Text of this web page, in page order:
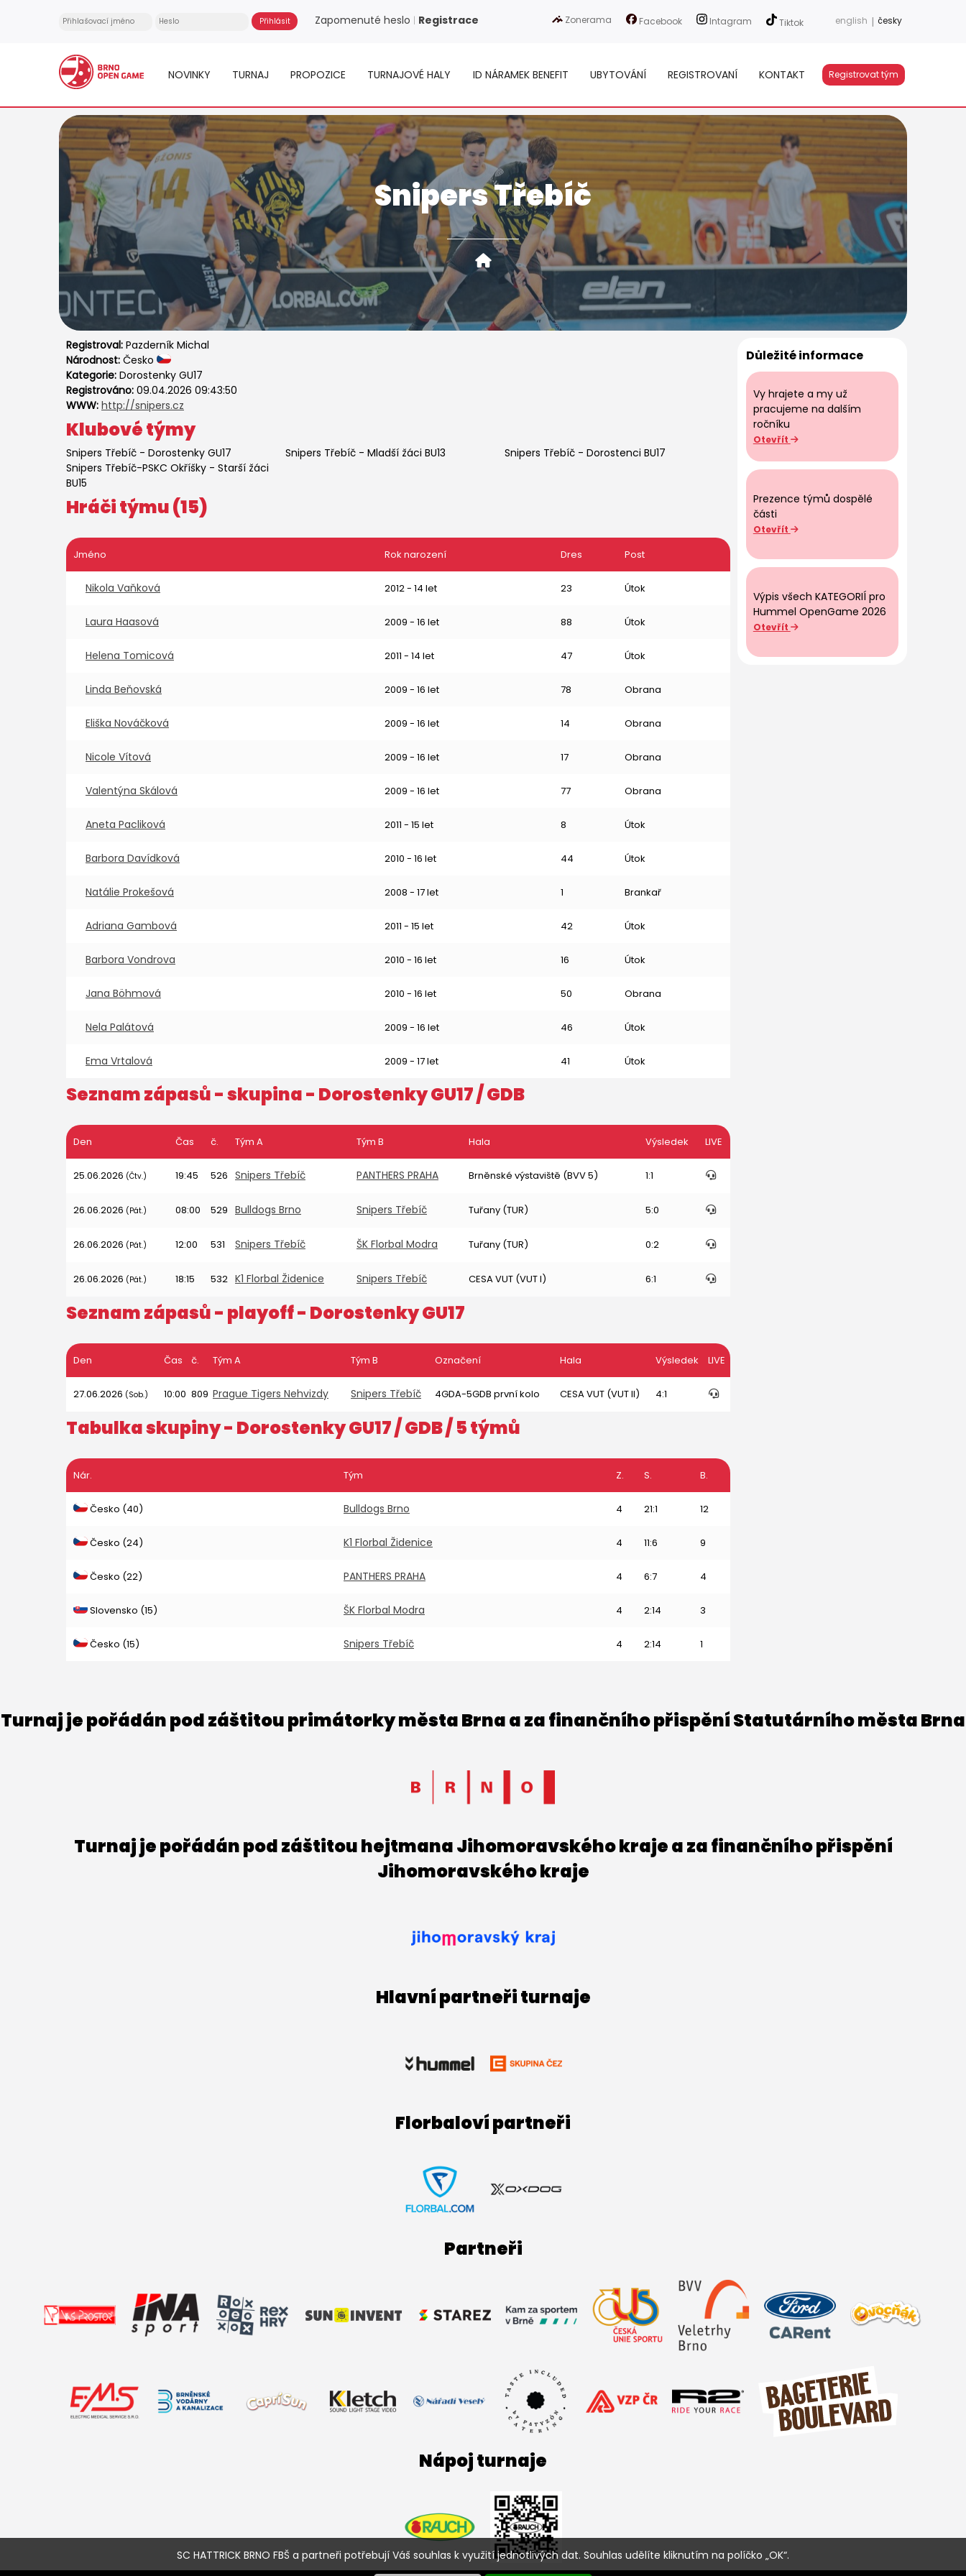
SC HATTRICK BRNO FBŠ a partneři potřebují Váš souhlas k využití jednotlivých dat. Souhlas udělíte kliknutím na políčko „OK“.
Zapomenuté heslo | Registrace Zonerama Facebook Intagram Tiktok english | česky
NOVINKY TURNAJ PROPOZICE TURNAJOVÉ HALY ID NÁRAMEK BENEFIT UBYTOVÁNÍ REGISTROVANÍ KONTAKT Registrovat tým
Snipers Třebíč
Registroval: Pazderník Michal
Národnost: Česko
Kategorie: Dorostenky GU17
Registrováno: 09.04.2026 09:43:50
WWW: http://snipers.cz
Klubové týmy
Snipers Třebíč - Dorostenky GU17 Snipers Třebíč- Mladší žáci BU13 Snipers Třebíč- Dorostenci BU17
Snipers Třebíč-PSKC Okříšky - Starší žáci
BU15
Hráči týmu (15)
Jméno Rok narození Dres Post
Nikola Vaňková 2012 - 14 let 23 Útok
Laura Haasová 2009 - 16 let 88 Útok
Helena Tomicová 2011 - 14 let 47 Útok
Linda Beňovská 2009 - 16 let 78 Obrana
Eliška Nováčková 2009 - 16 let 14 Obrana
Nicole Vítová 2009 - 16 let 17 Obrana
Valentýna Skálová 2009 - 16 let 77 Obrana
Aneta Pacliková 2011 - 15 let 8 Útok
Barbora Davídková 2010 - 16 let 44 Útok
Natálie Prokešová 2008 - 17 let 1 Brankař
Adriana Gambová 2011 - 15 let 42 Útok
Barbora Vondrova 2010 - 16 let 16 Útok
Jana Böhmová 2010 - 16 let 50 Obrana
Nela Palátová 2009 - 16 let 46 Útok
Ema Vrtalová 2009 - 17 let 41 Útok
Seznam zápasů - skupina - Dorostenky GU17/ GDB
Den Čas č. Tým A Tým B Hala Výsledek LIVE
25.06.2026 (Čtv.) 19:45 526 Snipers Třebíč PANTHERS PRAHA Brněnské výstaviště (BVV 5) 1:1
26.06.2026 (Pát.) 08:00 529 Bulldogs Brno Snipers Třebíč Tuřany (TUR) 5:0
26.06.2026 (Pát.) 12:00 531 Snipers Třebíč ŠK Florbal Modra Tuřany (TUR) 0:2
26.06.2026 (Pát.) 18:15 532 K1 Florbal Židenice Snipers Třebíč CESA VUT (VUT I) 6:1
Seznam zápasů - playoff - Dorostenky GU17
Den Čas č. Tým A Tým B Označení Hala Výsledek LIVE
27.06.2026 (Sob.) 10:00 809 Prague Tigers Nehvizdy Snipers Třebíč 4GDA-5GDB první kolo CESA VUT (VUT II) 4:1
Tabulka skupiny - Dorostenky GU17/ GDB / 5 týmů
Nár. Tým Z. S. B.
Česko (40) Bulldogs Brno 4 21:1 12
Česko (24) K1 Florbal Židenice 4 11:6 9
Česko (22) PANTHERS PRAHA 4 6:7 4
Slovensko (15) ŠK Florbal Modra 4 2:14 3
Česko (15) Snipers Třebíč 4 2:14 1
Důležité informace
Vy hrajete a my už
pracujeme na dalším
ročníku
Otevřít
Prezence týmů dospělé
části
Otevřít
Výpis všech KATEGORIÍ pro
Hummel OpenGame 2026
Otevřít
Turnaj je pořádán pod záštitou primátorky města Brna a za finančního přispění Statutárního města Brna
Turnaj je pořádán pod záštitou hejtmana Jihomoravského kraje a za finančního přispění
Jihomoravského kraje
Hlavní partneři turnaje
Florbaloví partneři
Partneři
Nápoj turnaje